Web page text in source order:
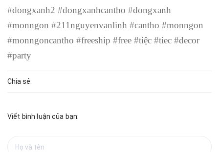
#dongxanh2 #dongxanhcantho #dongxanh
#monngon #211nguyenvanlinh #cantho #monngon
#monngoncantho #freeship #free #tiệc #tiec #decor
#party
Chia sẻ:
Viết bình luận của bạn: